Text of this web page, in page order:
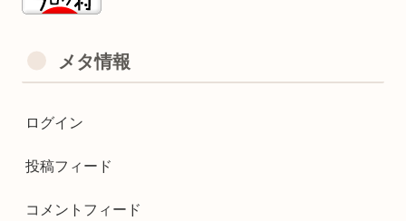
メタ情報
ログイン
投稿フィード
コメントフィード